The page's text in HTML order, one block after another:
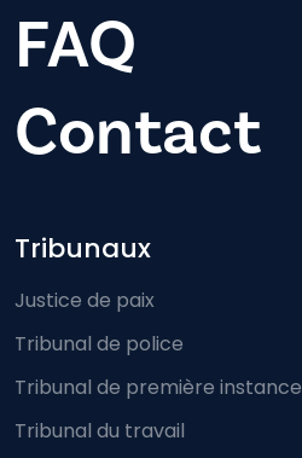
FAQ
Contact
Footer-menu
Tribunaux
Justice de paix
Tribunal de police
Tribunal de première instance
Tribunal du travail